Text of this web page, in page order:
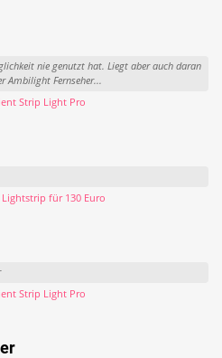
nie genutzt hat. Liegt aber auch daran
Ambilight Fernseher...
Strip Light Pro
für 130 Euro
Strip Light Pro